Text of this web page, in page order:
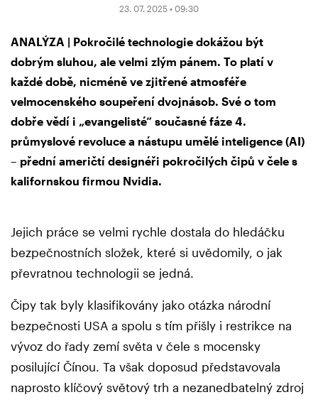
23. 07. 2025 • 09:30
ANALÝZA | Pokročilé technologie dokážou být
dobrým sluhou, ale velmi zlým pánem. To platí v
každé době, nicméně ve zjitřené atmosféře
velmocenského soupeření dvojnásob. Své o tom
dobře vědí i „evangelisté“ současné fáze 4.
průmyslové revoluce a nástupu umělé inteligence (AI)
– přední američtí designéři pokročilých čipů v čele s
kalifornskou firmou Nvidia.
Jejich práce se velmi rychle dostala do hledáčku
bezpečnostních složek, které si uvědomily, o jak
převratnou technologii se jedná.
Čipy tak byly klasifikovány jako otázka národní
bezpečnosti USA a spolu s tím přišly i restrikce na
vývoz do řady zemí světa v čele s mocensky
posilující Čínou. Ta však doposud představovala
naprosto klíčový světový trh a nezanedbatelný zdroj